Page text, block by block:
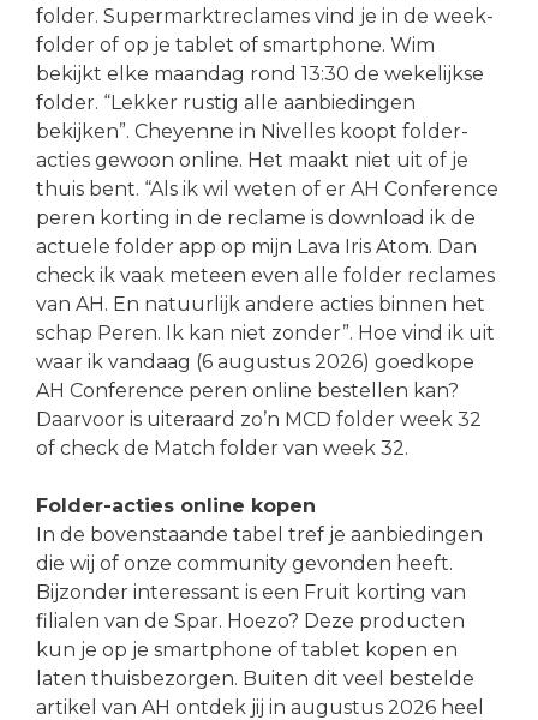
folder. Supermarktreclames vind je in de week-
folder of op je tablet of smartphone. Wim
bekijkt elke maandag rond 13:30 de wekelijkse
folder. “Lekker rustig alle aanbiedingen
bekijken”. Cheyenne in Nivelles koopt folder-
acties gewoon online. Het maakt niet uit of je
thuis bent. “Als ik wil weten of er AH Conference
peren korting in de reclame is download ik de
actuele folder app op mijn Lava Iris Atom. Dan
check ik vaak meteen even alle folder reclames
van AH. En natuurlijk andere acties binnen het
schap Peren. Ik kan niet zonder”. Hoe vind ik uit
waar ik vandaag (6 augustus 2026) goedkope
AH Conference peren online bestellen kan?
Daarvoor is uiteraard zo’n MCD folder week 32
of check de Match folder van week 32.
Folder-acties online kopen
In de bovenstaande tabel tref je aanbiedingen
die wij of onze community gevonden heeft.
Bijzonder interessant is een Fruit korting van
filialen van de Spar. Hoezo? Deze producten
kun je op je smartphone of tablet kopen en
laten thuisbezorgen. Buiten dit veel bestelde
artikel van AH ontdek jij in augustus 2026 heel